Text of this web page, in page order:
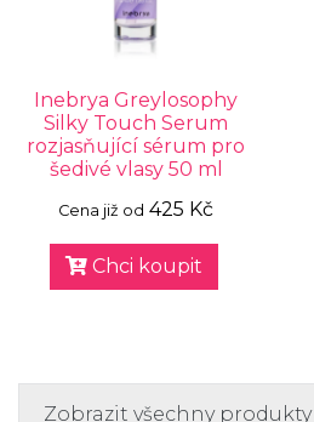
Inebrya Greylosophy
Silky Touch Serum
rozjasňující sérum pro
šedivé vlasy 50 ml
Cena již od 425 Kč
Chci koupit
Zobrazit všechny produkty